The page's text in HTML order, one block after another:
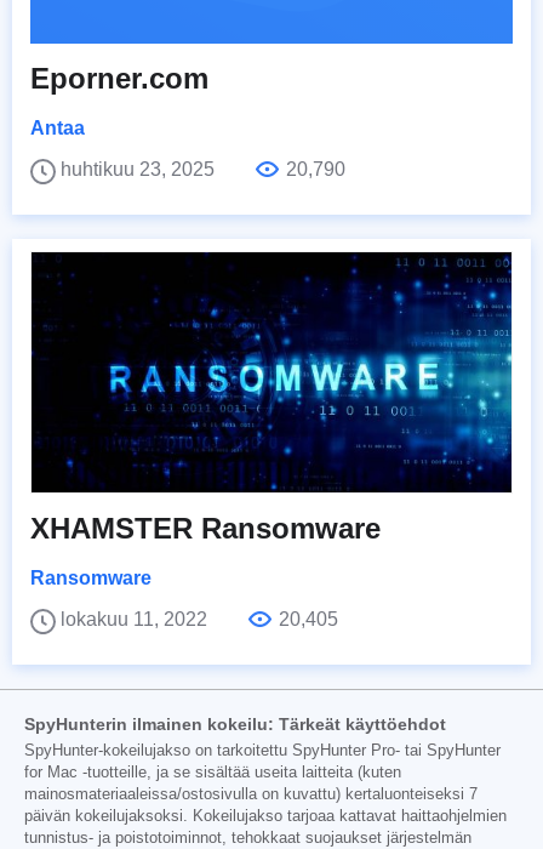
Eporner.com
Antaa
huhtikuu 23, 2025
20,790
XHAMSTER Ransomware
Ransomware
lokakuu 11, 2022
20,405
SpyHunterin ilmainen kokeilu: Tärkeät käyttöehdot
SpyHunter-kokeilujakso on tarkoitettu SpyHunter Pro- tai SpyHunter
for Mac -tuotteille, ja se sisältää useita laitteita (kuten
mainosmateriaaleissa/ostosivulla on kuvattu) kertaluonteiseksi 7
päivän kokeilujaksoksi. Kokeilujakso tarjoaa kattavat haittaohjelmien
tunnistus- ja poistotoiminnot, tehokkaat suojaukset järjestelmän